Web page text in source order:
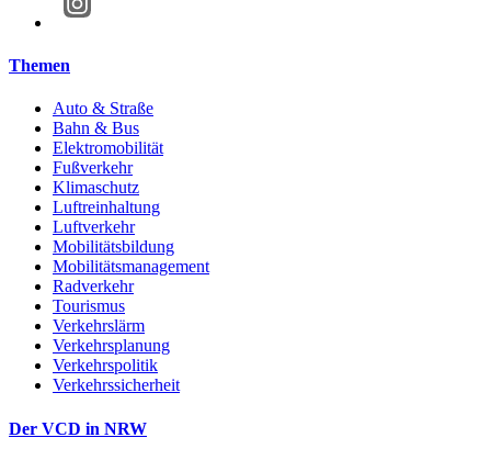
Themen
Auto & Straße
Bahn & Bus
Elektromobilität
Fußverkehr
Klimaschutz
Luftreinhaltung
Luftverkehr
Mobilitätsbildung
Mobilitätsmanagement
Radverkehr
Tourismus
Verkehrslärm
Verkehrsplanung
Verkehrspolitik
Verkehrssicherheit
Der VCD in NRW